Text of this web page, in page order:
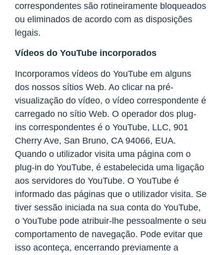
correspondentes são rotineiramente bloqueados
ou eliminados de acordo com as disposições
legais.
Vídeos do YouTube incorporados
Incorporamos vídeos do YouTube em alguns
dos nossos sítios Web. Ao clicar na pré-
visualização do vídeo, o vídeo correspondente é
carregado no sítio Web. O operador dos plug-
ins correspondentes é o YouTube, LLC, 901
Cherry Ave, San Bruno, CA 94066, EUA.
Quando o utilizador visita uma página com o
plug-in do YouTube, é estabelecida uma ligação
aos servidores do YouTube. O YouTube é
informado das páginas que o utilizador visita. Se
tiver sessão iniciada na sua conta do YouTube,
o YouTube pode atribuir-lhe pessoalmente o seu
comportamento de navegação. Pode evitar que
isso aconteça, encerrando previamente a